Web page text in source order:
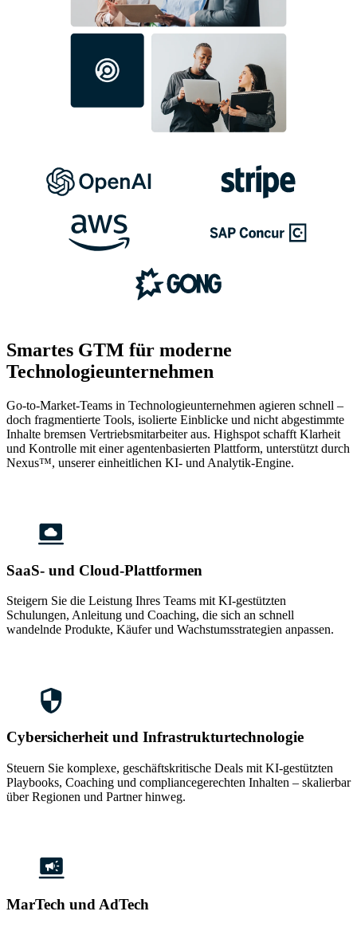
Smartes GTM für moderne
Technologieunternehmen
Go-to-Market-Teams in Technologieunternehmen agieren schnell –
doch fragmentierte Tools, isolierte Einblicke und nicht abgestimmte
Inhalte bremsen Vertriebsmitarbeiter aus. Highspot schafft Klarheit
und Kontrolle mit einer agentenbasierten Plattform, unterstützt durch
Nexus™, unserer einheitlichen KI- und Analytik-Engine.
SaaS- und Cloud-Plattformen
Steigern Sie die Leistung Ihres Teams mit KI-gestützten
Schulungen, Anleitung und Coaching, die sich an schnell
wandelnde Produkte, Käufer und Wachstumsstrategien anpassen.
Cybersicherheit und Infrastrukturtechnologie
Steuern Sie komplexe, geschäftskritische Deals mit KI-gestützten
Playbooks, Coaching und compliancegerechten Inhalten – skalierbar
über Regionen und Partner hinweg.
MarTech und AdTech